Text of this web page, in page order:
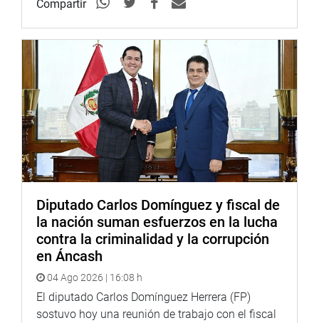
Compartir
Diputado Carlos Domínguez y fiscal de
la nación suman esfuerzos en la lucha
contra la criminalidad y la corrupción
en Áncash
04 Ago 2026 | 16:08 h
El diputado Carlos Domínguez Herrera (FP)
sostuvo hoy una reunión de trabajo con el fiscal